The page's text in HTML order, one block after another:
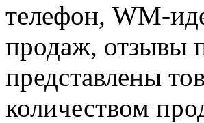
телефон, WM-
продаж, отзывы
представлены
количеством